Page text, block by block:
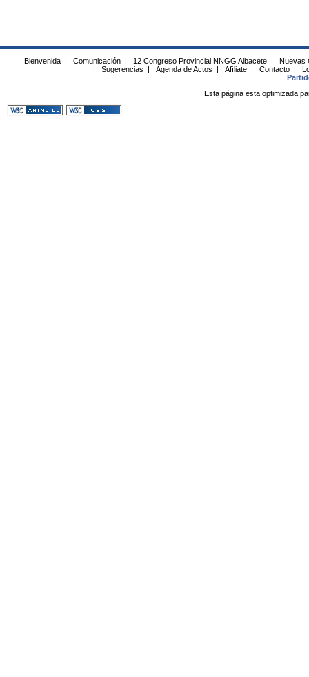
Bienvenida | Comunicación | 12 Congreso Provincial NNGG Albacete |
Nuevas
|
Sugerencias | Agenda de Actos | Afíliate | Contacto |
Esta página esta optimizada